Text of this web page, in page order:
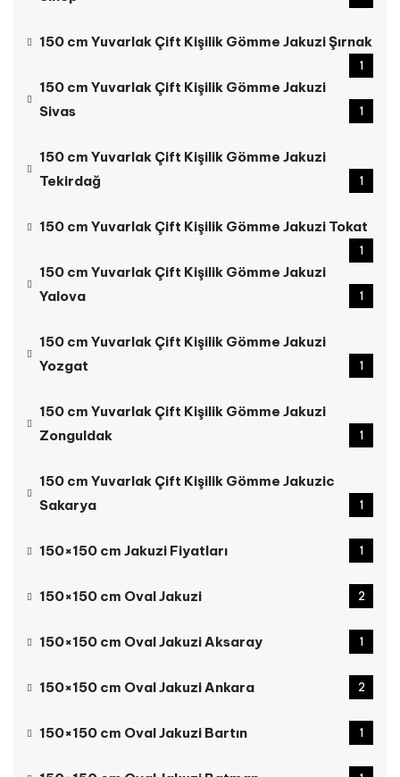
150 cm Yuvarlak Çift Kişilik Gömme Jakuzi Şırnak
1
150 cm Yuvarlak Çift Kişilik Gömme Jakuzi
Sivas
1
150 cm Yuvarlak Çift Kişilik Gömme Jakuzi
Tekirdağ
1
150 cm Yuvarlak Çift Kişilik Gömme Jakuzi Tokat
1
150 cm Yuvarlak Çift Kişilik Gömme Jakuzi
Yalova
1
150 cm Yuvarlak Çift Kişilik Gömme Jakuzi
Yozgat
1
150 cm Yuvarlak Çift Kişilik Gömme Jakuzi
Zonguldak
1
150 cm Yuvarlak Çift Kişilik Gömme Jakuzic
Sakarya
1
150×150 cm Jakuzi Fiyatları 1
150×150 cm Oval Jakuzi 2
150×150 cm Oval Jakuzi Aksaray 1
150×150 cm Oval Jakuzi Ankara 2
150×150 cm Oval Jakuzi Bartın 1